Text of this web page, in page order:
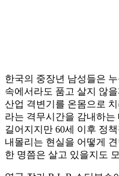
한국의 중장년 남성들은
속에서라도 품고 살지 않
산업 격변기를 온몸으로
라는 격무시간을 감내하
길어지지만 60세 이후 정
내몰리는 현실을 어떻게
한 명쯤은 살고 있을지도